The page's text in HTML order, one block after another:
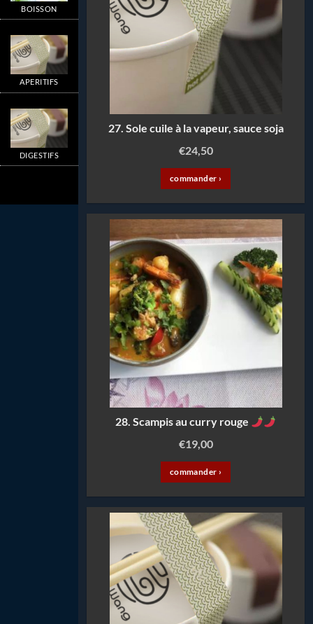
BOISSON
APERITIFS
DIGESTIFS
27. Sole cuile à la vapeur, sauce soja
€24,50
commander ›
28. Scampis au curry rouge
€19,00
commander ›